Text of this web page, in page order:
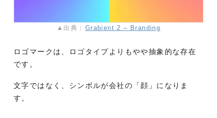
▲出典： Grabient 2 – Branding
ロゴマークは、ロゴタイプよりもやや抽象的な存在
です。
文字ではなく、シンボルが会社の「顔」になりま
す。